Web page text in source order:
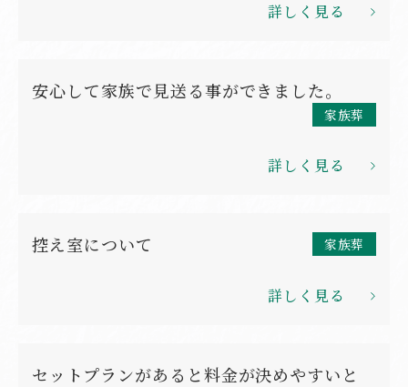
詳しく見る
安心して家族で見送る事ができました。
家族葬
詳しく見る
控え室について 家族葬
詳しく見る
セットプランがあると料金が決めやすいと